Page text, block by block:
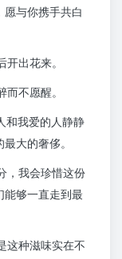
愿与你携手共白
出花来。
不愿醒。
我爱的人静静
大的奢侈。
我会珍惜这份
能够一直走到最
种滋味实在不